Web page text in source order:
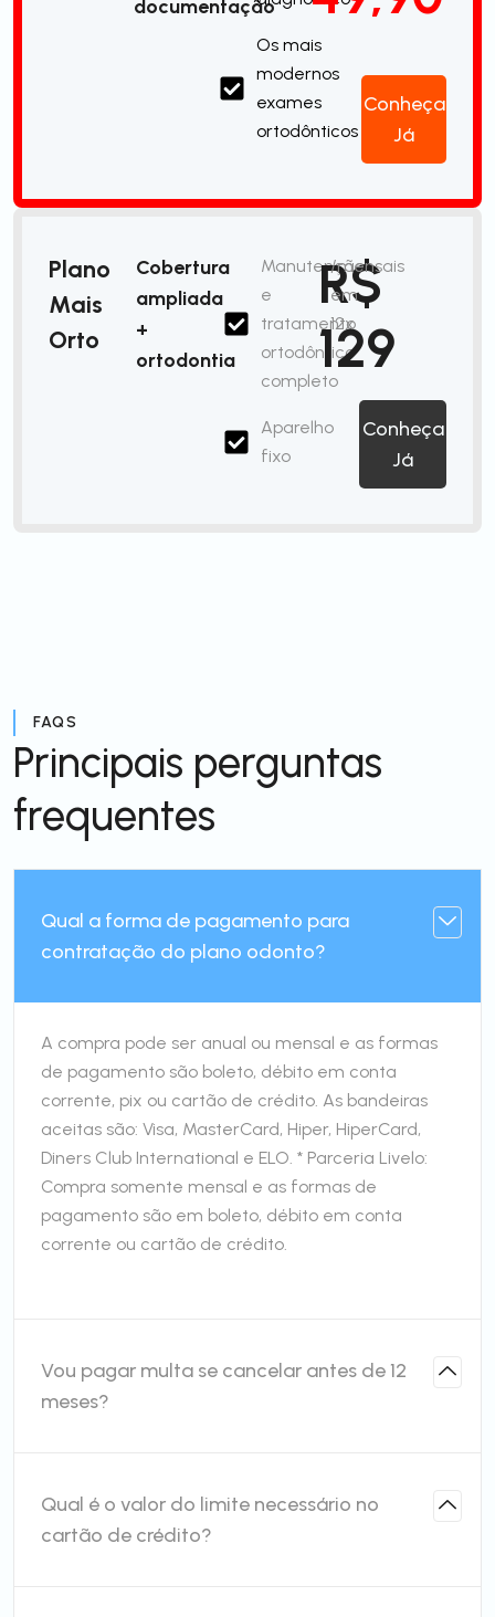
documentação
Os mais
modernos
exames
ortodônticos
Conheça
Já
Plano
Mais
Orto
Cobertura
ampliada
+
ortodontia
Manutenção
e
tratamento
ortodôntico
completo
Aparelho
fixo
R$
129
/mensais
em
12x
Conheça
Já
FAQS
Principais perguntas
frequentes
Qual a forma de pagamento para
contratação do plano odonto?
A compra pode ser anual ou mensal e as formas
de pagamento são boleto, débito em conta
corrente, pix ou cartão de crédito. As bandeiras
aceitas são: Visa, MasterCard, Hiper, HiperCard,
Diners Club International e ELO. * Parceria Livelo:
Compra somente mensal e as formas de
pagamento são em boleto, débito em conta
corrente ou cartão de crédito.
Vou pagar multa se cancelar antes de 12
meses?
Qual é o valor do limite necessário no
cartão de crédito?